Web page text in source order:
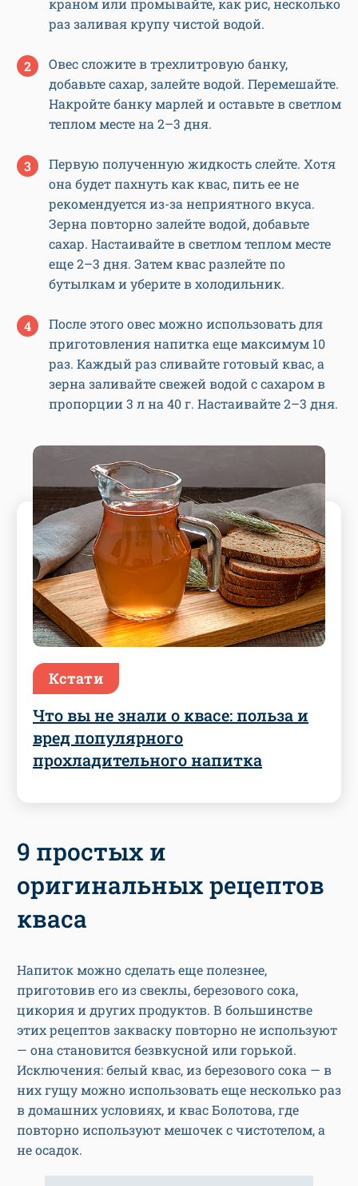
краном или промывайте, как рис, несколько
раз заливая крупу чистой водой.
Овес сложите в трехлитровую банку,
добавьте сахар, залейте водой. Перемешайте.
Накройте банку марлей и оставьте в светлом
теплом месте на 2–3 дня.
Первую полученную жидкость слейте. Хотя
она будет пахнуть как квас, пить ее не
рекомендуется из-за неприятного вкуса.
Зерна повторно залейте водой, добавьте
сахар. Настаивайте в светлом теплом месте
еще 2–3 дня. Затем квас разлейте по
бутылкам и уберите в холодильник.
После этого овес можно использовать для
приготовления напитка еще максимум 10
раз. Каждый раз сливайте готовый квас, а
зерна заливайте свежей водой с сахаром в
пропорции 3 л на 40 г. Настаивайте 2–3 дня.
Кстати
Что вы не знали о квасе: польза и
вред популярного
прохладительного напитка
9 простых и
оригинальных рецептов
кваса
Напиток можно сделать еще полезнее,
приготовив его из свеклы, березового сока,
цикория и других продуктов. В большинстве
этих рецептов закваску повторно не используют
— она становится безвкусной или горькой.
Исключения: белый квас, из березового сока — в
них гущу можно использовать еще несколько раз
в домашних условиях, и квас Болотова, где
повторно используют мешочек с чистотелом, а
не осадок.